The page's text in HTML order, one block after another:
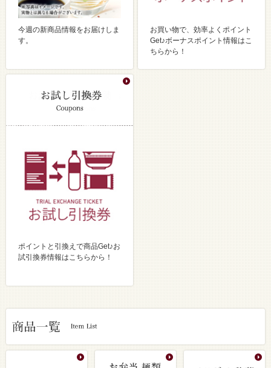
今週の新商品情報をお届けしま
す。
お買い物で、効率よくポイント
Get♪ボーナスポイント情報はこ
ちらから！
ポイントと引換えで商品Get♪お
試引換券情報はこちらから！